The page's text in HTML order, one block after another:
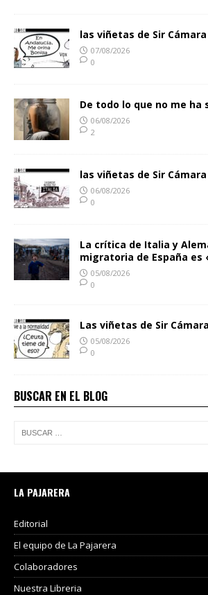
las viñetas de Sir Cámara
07/08/2026
0
De todo lo que no me ha
06/08/2026
2
las viñetas de Sir Cámara
06/08/2026
0
La crítica de Italia y
migratoria de España es
05/08/2026
0
Las viñetas de Sir Cámara
05/08/2026
0
BUSCAR EN EL BLOG
LA PAJARERA
Editorial
El equipo de La Pajarera
Colaboradores
Nuestra Libreria